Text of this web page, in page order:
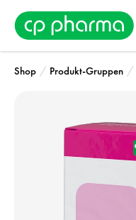
Shop / Produkt-Gruppen /